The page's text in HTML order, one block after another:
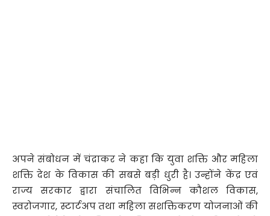
अपने संबोधन में चंद्राकर ने कहा कि युवा शक्ति और महिला
शक्ति देश के विकास की सबसे बड़ी धुरी है। उन्होंने केंद्र एवं
राज्य सरकार द्वारा संचालित विभिन्न कौशल विकास,
स्वरोजगार, स्टार्टअप तथा महिला सशक्तिकरण योजनाओं की